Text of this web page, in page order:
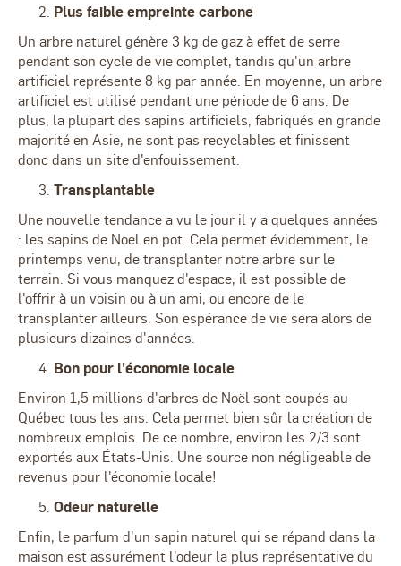
Plus faible empreinte carbone
Un arbre naturel génère 3 kg de gaz à effet de serre
pendant son cycle de vie complet, tandis qu'un arbre
artificiel représente 8 kg par année. En moyenne, un arbre
artificiel est utilisé pendant une période de 6 ans. De
plus, la plupart des sapins artificiels, fabriqués en grande
majorité en Asie, ne sont pas recyclables et finissent
donc dans un site d'enfouissement.
Transplantable
Une nouvelle tendance a vu le jour il y a quelques années
: les sapins de Noël en pot. Cela permet évidemment, le
printemps venu, de transplanter notre arbre sur le
terrain. Si vous manquez d'espace, il est possible de
l'offrir à un voisin ou à un ami, ou encore de le
transplanter ailleurs. Son espérance de vie sera alors de
plusieurs dizaines d'années.
Bon pour l'économie locale
Environ 1,5 millions d'arbres de Noël sont coupés au
Québec tous les ans. Cela permet bien sûr la création de
nombreux emplois. De ce nombre, environ les 2/3 sont
exportés aux États-Unis. Une source non négligeable de
revenus pour l'économie locale!
Odeur naturelle
Enfin, le parfum d'un sapin naturel qui se répand dans la
maison est assurément l'odeur la plus représentative du